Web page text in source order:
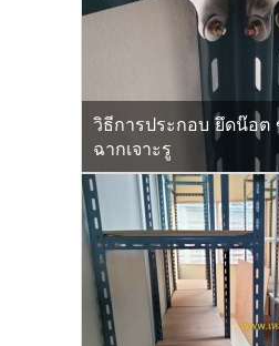
วิธีการประกอบ ยึดน๊อต
ฉากเจาะรู